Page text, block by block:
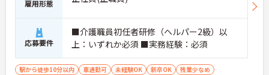
雇用形態
応募要件
■介護職員初任者研修（ヘルパー2級）以
上：いずれか必須 ■実務経験：必須
駅から徒歩10分以内 車通勤可 未経験OK 新卒OK
残業少なめ